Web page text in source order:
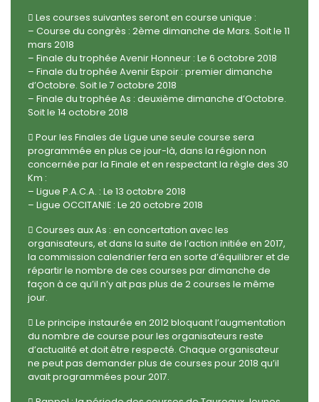
 Les courses suivantes seront en course unique :
– Course du congrès : 2ème dimanche de Mars. Soit le 11
mars 2018
– Finale du trophée Avenir Honneur : Le 6 octobre 2018
– Finale du trophée Avenir Espoir : premier dimanche
d’Octobre. Soit le 7 octobre 2018
– Finale du trophée As : deuxième dimanche d’Octobre.
Soit le 14 octobre 2018
 Pour les Finales de Ligue une seule course sera
programmée en plus ce jour-là, dans la région non
concernée par la Finale et en respectant la règle des 30
Km :
– Ligue P.A.C.A. : Le 13 octobre 2018
– Ligue OCCITANIE : Le 20 octobre 2018
 Courses aux As : en concertation avec les
organisateurs, et dans la suite de l’action initiée en 2017,
la commission calendrier fera en sorte d’équilibrer et de
répartir le nombre de ces courses par dimanche de
façon à ce qu’il n’y ait pas plus de 2 courses le même
jour.
 Le principe instaurée en 2012 bloquant l’augmentation
du nombre de course pour les organisateurs reste
d’actualité et doit être respecté. Chaque organisateur
ne peut pas demander plus de courses pour 2018 qu’il
avait programmées pour 2017.